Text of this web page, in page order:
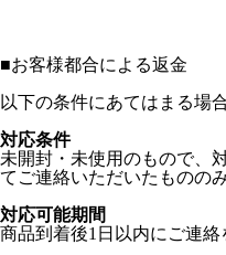
■お客様都合による返金
以下の条件にあてはまる場
対応条件
未開封・未使用のもので、
てご連絡いただいたものの
対応可能期間
商品到着後1日以内にご連